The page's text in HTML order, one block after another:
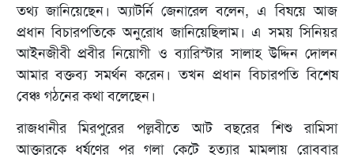
তথ্য জানিয়েছেন। অ্যাটর্নি জেনারেল বলেন, এ বিষয়ে আজ
প্রধান বিচারপতিকে অনুরোধ জানিয়েছিলাম। এ সময় সিনিয়র
আইনজীবী প্রবীর নিয়োগী ও ব্যারিস্টার সালাহ উদ্দিন দোলন
আমার বক্তব্য সমর্থন করেন। তখন প্রধান বিচারপতি বিশেষ
বেঞ্চ গঠনের কথা বলেছেন।
রাজধানীর মিরপুরের পল্লবীতে আট বছরের শিশু রামিসা
আক্তারকে ধর্ষণের পর গলা কেটে হত্যার মামলায় রোববার